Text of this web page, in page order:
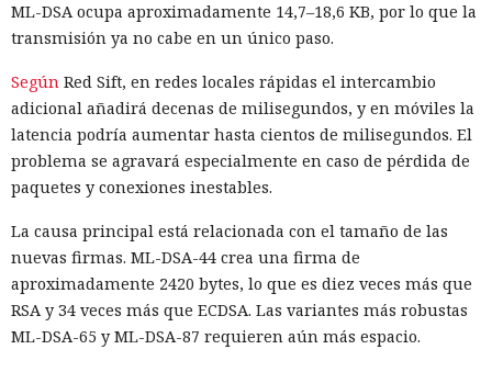
ML-DSA ocupa aproximadamente 14,7–18,6 KB, por lo que la
transmisión ya no cabe en un único paso.
Según Red Sift, en redes locales rápidas el intercambio
adicional añadirá decenas de milisegundos, y en móviles la
latencia podría aumentar hasta cientos de milisegundos. El
problema se agravará especialmente en caso de pérdida de
paquetes y conexiones inestables.
La causa principal está relacionada con el tamaño de las
nuevas firmas. ML-DSA-44 crea una firma de
aproximadamente 2420 bytes, lo que es diez veces más que
RSA y 34 veces más que ECDSA. Las variantes más robustas
ML-DSA-65 y ML-DSA-87 requieren aún más espacio.